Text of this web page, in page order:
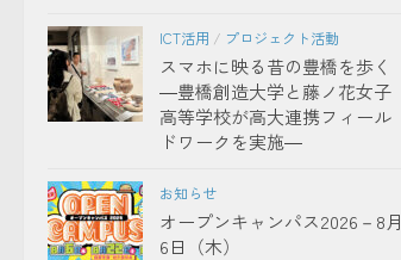
ICT活用 / プロジェクト活動
スマホに映る昔の豊橋を歩く
―豊橋創造大学と藤ノ花女子
高等学校が高大連携フィール
ドワークを実施―
お知らせ
オープンキャンパス2026－8月
6日（木）